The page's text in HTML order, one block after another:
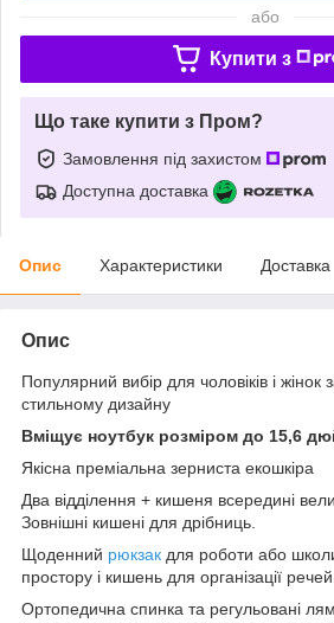
або
Купити з
Що таке купити з Пром?
Замовлення під захистом
Доступна доставка
Опис Характеристики Доставка
Опис
Популярний вибір для чоловіків і жінок
стильному дизайну
Вміщує ноутбук розміром до 15,6
Якісна преміальна зерниста екошкіра
Два відділення + кишеня всередині
Зовнішні кишені для дрібниць.
Щоденний рюкзак для роботи або
простору і кишень для організації речей.
Ортопедична спинка та регульовані